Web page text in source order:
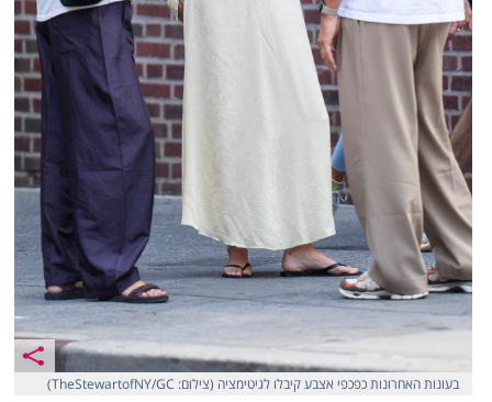
בעונות האחרונות כפכפי אצבע קיבלו לגיטימציה (צילום: TheStewartofNY/GC)